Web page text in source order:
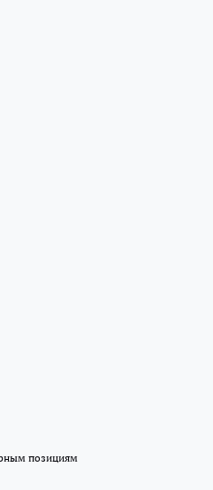
позициям